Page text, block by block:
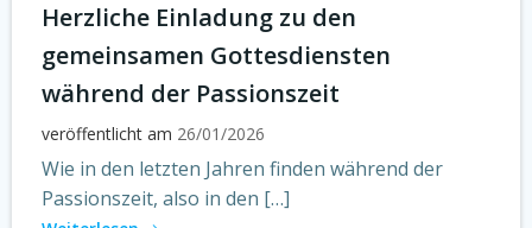
Herzliche Einladung zu den
gemeinsamen Gottesdiensten
während der Passionszeit
veröffentlicht am 26/01/2026
Wie in den letzten Jahren finden während der
Passionszeit, also in den […]